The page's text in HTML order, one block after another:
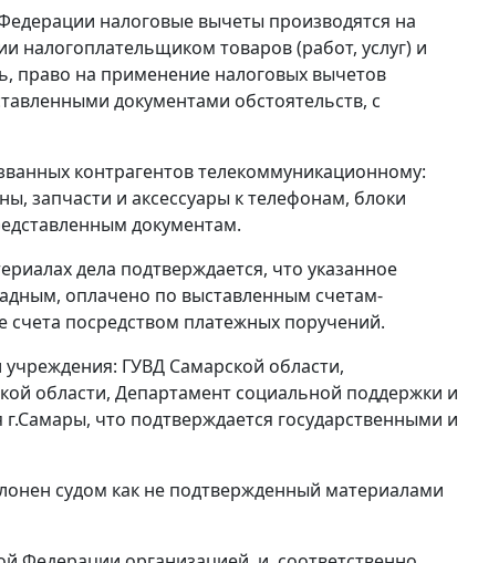
налоговые вычеты производятся на
налогоплательщиком товаров (работ, услуг) и
право на применение налоговых вычетов
документами обстоятельств, с
контрагентов телекоммуникационному:
запчасти и аксессуары к телефонам, блоки
документам.
дела подтверждается, что указанное
оплачено по выставленным счетам-
посредством платежных поручений.
ГУВД Самарской области,
области, Департамент социальной поддержки и
что подтверждается государственными и
судом как не подтвержденный материалами